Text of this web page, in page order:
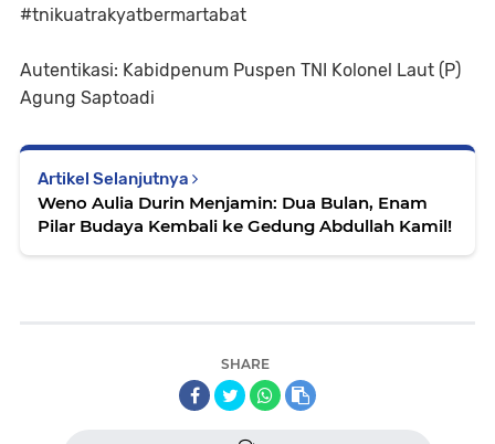
#tnikuatrakyatbermartabat
Autentikasi: Kabidpenum Puspen TNI Kolonel Laut (P)
Agung Saptoadi
Artikel Selanjutnya
Weno Aulia Durin Menjamin: Dua Bulan, Enam
Pilar Budaya Kembali ke Gedung Abdullah Kamil!
SHARE